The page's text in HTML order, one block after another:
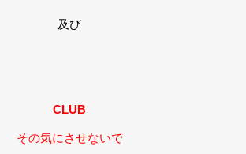
及び
CLUB
その気にさせないで